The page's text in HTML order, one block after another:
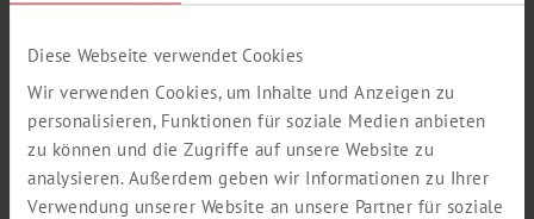
Diese Webseite verwendet Cookies
Wir verwenden Cookies, um Inhalte und Anzeigen zu
personalisieren, Funktionen für soziale Medien anbieten
zu können und die Zugriffe auf unsere Website zu
analysieren. Außerdem geben wir Informationen zu Ihrer
Verwendung unserer Website an unsere Partner für soziale
Artikelnummer
exakt enthält